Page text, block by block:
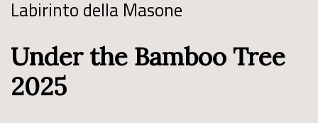
Labirinto della Masone
Under the Bamboo Tree
2025